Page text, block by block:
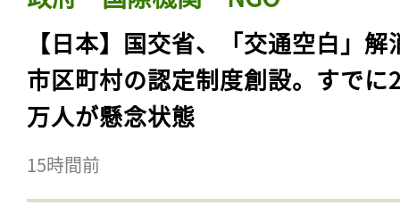
【日本】国交省、「交通空白」解
市区町村の認定制度創設。すでに
万人が懸念状態
15時間前